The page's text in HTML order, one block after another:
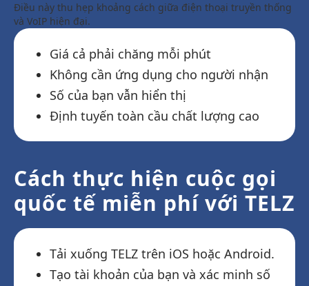
Điều này thu hẹp khoảng cách giữa điện thoại truyền thống
và VoIP hiện đại.
Giá cả phải chăng mỗi phút
Không cần ứng dụng cho người nhận
Số của bạn vẫn hiển thị
Định tuyến toàn cầu chất lượng cao
Cách thực hiện cuộc gọi
quốc tế miễn phí với TELZ
Tải xuống TELZ trên iOS hoặc Android.
Tạo tài khoản của bạn và xác minh số